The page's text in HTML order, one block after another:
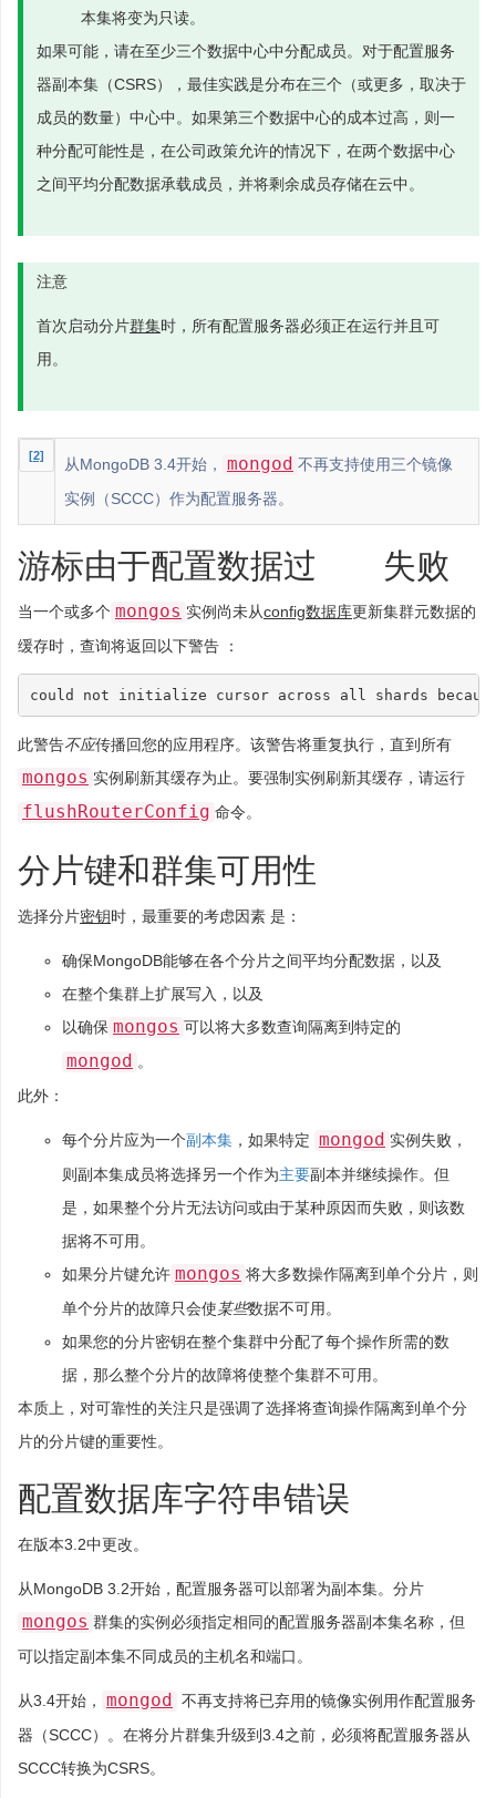
本集将变为只读。
如果可能，请在至少三个数据中心中分配成员。对于配置服务
器副本集（CSRS），最佳实践是分布在三个（或更多，取决于
成员的数量）中心中。如果第三个数据中心的成本过高，则一
种分配可能性是，在公司政策允许的情况下，在两个数据中心
之间平均分配数据承载成员，并将剩余成员存储在云中。
注意
首次启动分片群集时，所有配置服务器必须正在运行并且可
用。
[2] 从MongoDB 3.4开始， mongod 不再支持使用三个镜像
实例（SCCC）作为配置服务器。
游标由于配置数据过 失败
当一个或多个 mongos 实例尚未从config数据库更新集群元数据的
缓存时，查询将返回以下警告 ：
此警告不应传播回您的应用程序。该警告将重复执行，直到所有
mongos 实例刷新其缓存为止。要强制实例刷新其缓存，请运行
flushRouterConfig 命令。
分片键和群集可用性
选择分片密钥时，最重要的考虑因素 是：
确保MongoDB能够在各个分片之间平均分配数据，以及
在整个集群上扩展写入，以及
以确保 mongos 可以将大多数查询隔离到特定的
mongod 。
此外：
每个分片应为一个副本集 ，如果特定 mongod 实例失败，
则副本集成员将选择另一个作为主要副本并继续操作。但
是，如果整个分片无法访问或由于某种原因而失败，则该数
据将不可用。
如果分片键允许 mongos 将大多数操作隔离到单个分片，则
单个分片的故障只会使某些数据不可用。
如果您的分片密钥在整个集群中分配了每个操作所需的数
据，那么整个分片的故障将使整个集群不可用。
本质上，对可靠性的关注只是强调了选择将查询操作隔离到单个分
片的分片键的重要性。
配置数据库字符串错误
在版本3.2中更改。
从MongoDB 3.2开始，配置服务器可以部署为副本集。分片
mongos 群集的实例必须指定相同的配置服务器副本集名称，但
可以指定副本集不同成员的主机名和端口。
从3.4开始， mongod 不再支持将已弃用的镜像实例用作配置服务
器（SCCC）。在将分片群集升级到3.4之前，必须将配置服务器从
SCCC转换为CSRS。